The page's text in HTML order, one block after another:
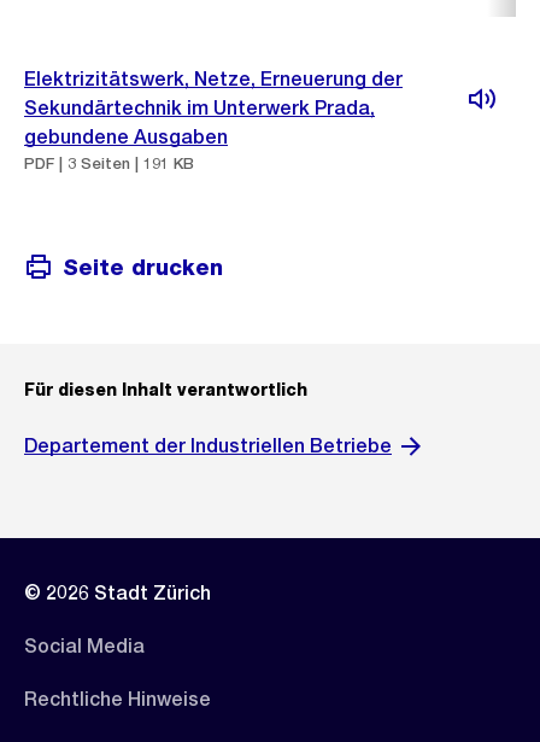
Elektrizitätswerk, Netze, Erneuerung der
Sekundärtechnik im Unterwerk Prada,
gebundene Ausgaben
PDF | 3 Seiten | 191 KB
Seite drucken
Für diesen Inhalt verantwortlich
Departement der Industriellen Betriebe
© 2026 Stadt Zürich
Social Media
Rechtliche Hinweise